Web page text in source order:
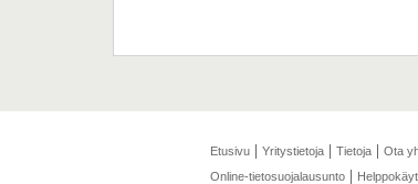
Etusivu Yritystietoja Tietoja Ota
Online-tietosuojalausunto